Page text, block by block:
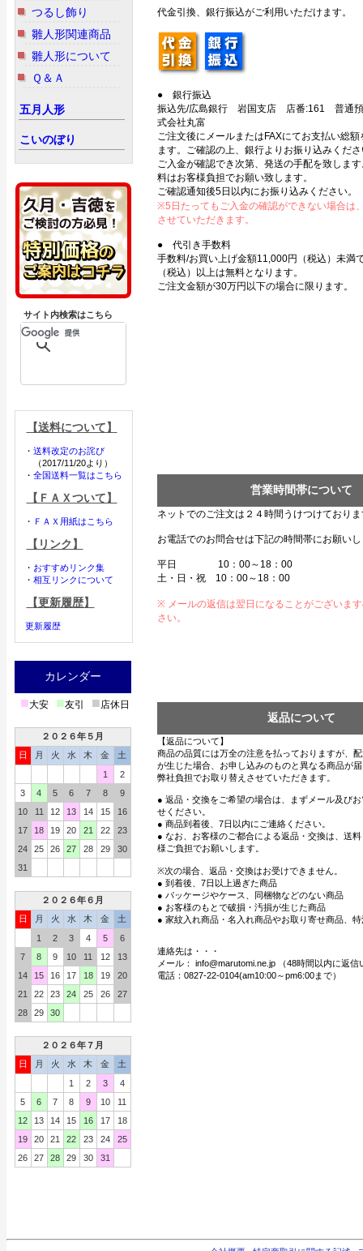
つるし飾り
雛人形関連商品
雛人形について
Ｑ＆Ａ
五月人形
こいのぼり
サイト内検索はこちら
【送料について】
・ 送料改定のお詫び
（2017/11/20より）
・ 全国送料一覧はこちら
【ＦＡＸついて】
・ ＦＡＸ用紙はこちら
【リンク】
・ おすすめリンク集
・ 相互リンクについて
【更新履歴】
更新履歴
カレンダー
■大安 ■友引 ■店休日
２０２６年５月
日
月 火 水 木 金
土
1
2
3
4 5 6 7 8
9
10
11 12 13 14 15
16
17
18 19 20 21 22
23
24
25 26 27 28 29
30
31
２０２６年６月
日
月 火 水 木 金
土
1
2 3 4 5
6
7
8 9 10 11 12
13
14
15 16 17 18 19
20
21
22 23 24 25 26
27
28
29 30
２０２６年７月
日
月 火 水 木 金
土
1
2 3
4
5
6 7 8 9 10
11
12
13 14 15 16 17
18
19
20 21 22 23 24
25
26
27 28 29 30 31
代金引換、銀行振込がご利用いただけます。
● 銀行振込
振込先/広島銀行 岩国支店 店番:161 普通
式会社丸富
ご注文後にメールまたはFAXにてお支払い総
ます。ご確認の上、銀行よりお振り込みくだ
ご入金が確認でき次第、発送の手配を致しま
料はお客様負担でお願い致します。
ご確認通知後5日以内にお振り込みください。
※5日たってもご入金の確認ができない場合は
させていただきます。
● 代引き手数料
手数料/お買い上げ金額11,000円（税込）未満
（税込）以上は無料となります。
ご注文金額が30万円以下の場合に限ります。
営業時間帯について
ネットでのご注文は２４時間うけつけており
お電話でのお問合せは下記の時間帯にお願い
平日 10：00～18：00
土・日・祝 10：00～18：00
※ メールの返信は翌日になることがございま
さい。
返品について
【返品について】
商品の品質には万全の注意を払っておりますが、
が生じた場合、お申し込みのものと異なる商品が
弊社負担でお取り替えさせていただきます。
● 返品・交換をご希望の場合は、まずメール及び
せください。
● 商品到着後、7日以内にご連絡ください。
● なお、お客様のご都合による返品・交換は、送
様ご負担でお願いします。
※次の場合、返品・交換はお受けできません。
● 到着後、7日以上過ぎた商品
● パッケージやケース、同梱物などのない商品
● お客様のもとで破損・汚損が生じた商品
● 家紋入れ商品・名入れ商品やお取り寄せ商品、
連絡先は・・・
メール： info@marutomi.ne.jp （48時間以内に返信
電話：0827-22-0104(am10:00～pm6:00まで）